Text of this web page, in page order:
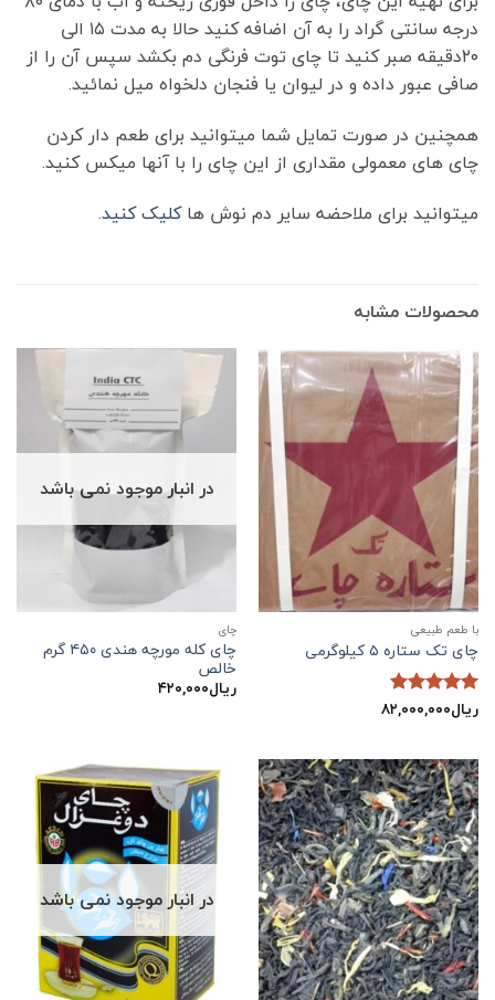
درجه سانتی گراد را به آن اضافه کنید حالا به مدت ۱۵ الی
۲۰دقیقه صبر کنید تا چای توت فرنگی دم بکشد سپس آن را از
صافی عبور داده و در لیوان یا فنجان دلخواه میل نمائید.
همچنین در صورت تمایل شما میتوانید برای طعم دار کردن
چای های معمولی مقداری از این چای را با آنها میکس کنید.
میتوانید برای ملاحضه سایر دم نوش هاکلیک کنید.
محصولات مشابه
با طعم طبیعی
چای تک ستاره ۵ کیلوگرمی
نمره5 از
ریال۸۲,۰۰۰,۰۰۰
در انبار موجود نمی باشد
چاي
چای کله مورچه هندی ۴۵۰ گرم
خالص
ریال۴۲۰,۰۰۰
در انبار موجود نمی باشد